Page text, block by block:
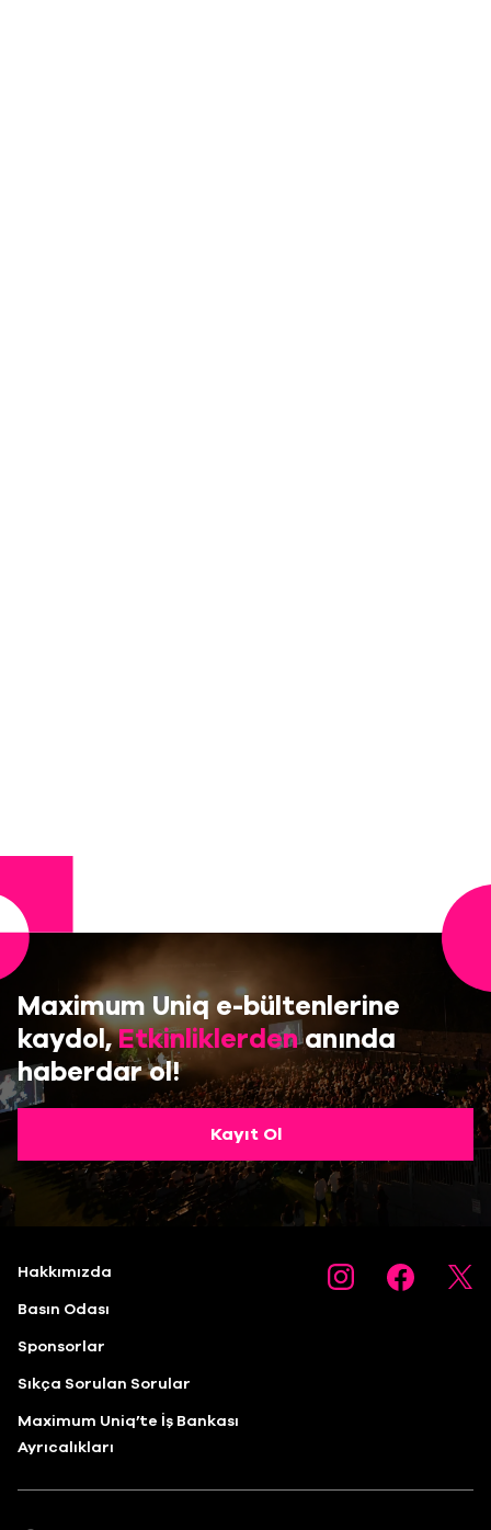
Maximum Uniq e-bültenlerine
kaydol,Etkinliklerdenanında
haberdar ol!
Kayıt Ol
Hakkımızda
Basın Odası
Sponsorlar
Sıkça Sorulan Sorular
Maximum Uniq’te İş Bankası
Ayrıcalıkları